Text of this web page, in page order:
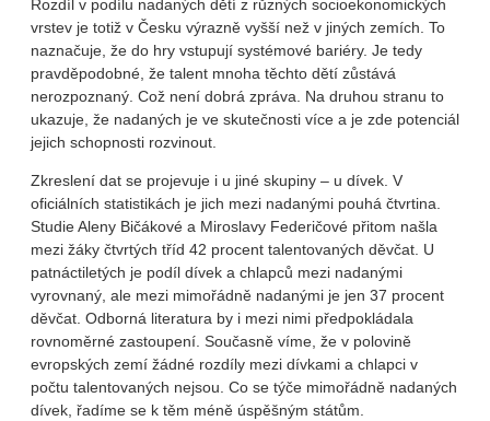
Rozdíl v podílu nadaných dětí z různých socioekonomických
vrstev je totiž v Česku výrazně vyšší než v jiných zemích. To
naznačuje, že do hry vstupují systémové bariéry. Je tedy
pravděpodobné, že talent mnoha těchto dětí zůstává
nerozpoznaný. Což není dobrá zpráva. Na druhou stranu to
ukazuje, že nadaných je ve skutečnosti více a je zde potenciál
jejich schopnosti rozvinout.
Zkreslení dat se projevuje i u jiné skupiny – u dívek. V
oficiálních statistikách je jich mezi nadanými pouhá čtvrtina.
Studie Aleny Bičákové a Miroslavy Federičové přitom našla
mezi žáky čtvrtých tříd 42 procent talentovaných děvčat. U
patnáctiletých je podíl dívek a chlapců mezi nadanými
vyrovnaný, ale mezi mimořádně nadanými je jen 37 procent
děvčat. Odborná literatura by i mezi nimi předpokládala
rovnoměrné zastoupení. Současně víme, že v polovině
evropských zemí žádné rozdíly mezi dívkami a chlapci v
počtu talentovaných nejsou. Co se týče mimořádně nadaných
dívek, řadíme se k těm méně úspěšným státům.